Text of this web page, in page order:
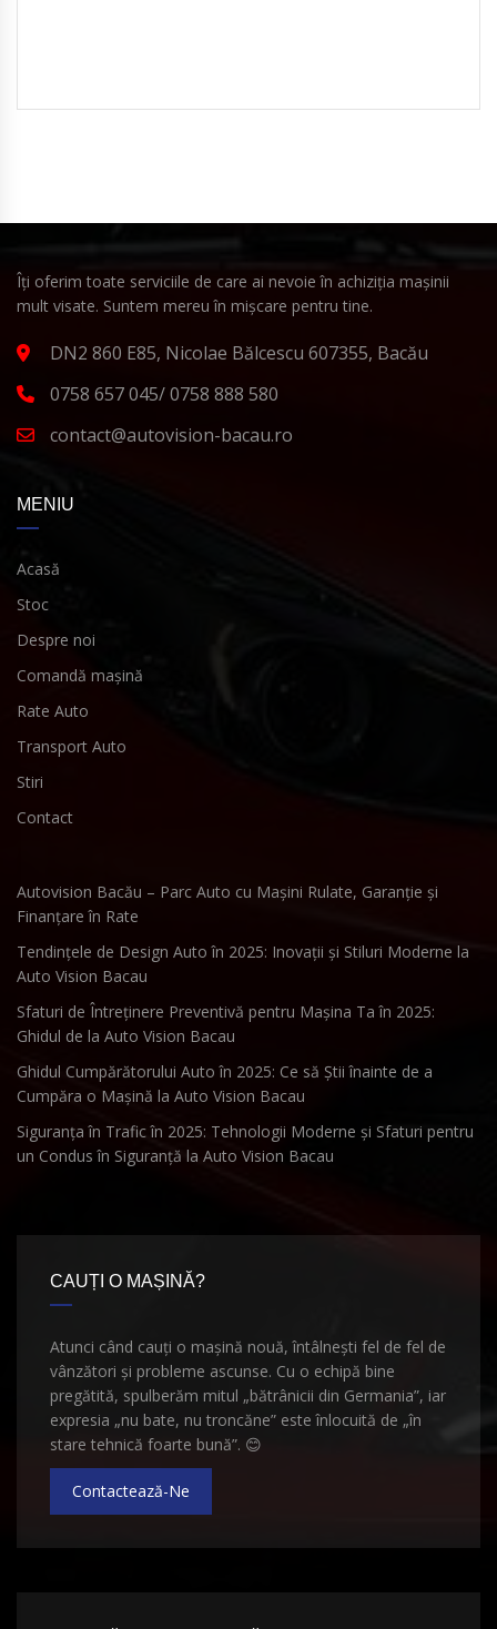
Îți oferim toate serviciile de care ai nevoie în achiziția mașinii
mult visate. Suntem mereu în mișcare pentru tine.
DN2 860 E85, Nicolae Bălcescu 607355, Bacău
0758 657 045/ 0758 888 580
contact@autovision-bacau.ro
MENIU
Acasă
Stoc
Despre noi
Comandă mașină
Rate Auto
Transport Auto
Stiri
Contact
Autovision Bacău – Parc Auto cu Mașini Rulate, Garanție și
Finanțare în Rate
Tendințele de Design Auto în 2025: Inovații și Stiluri Moderne la
Auto Vision Bacau
Sfaturi de Întreținere Preventivă pentru Mașina Ta în 2025:
Ghidul de la Auto Vision Bacau
Ghidul Cumpărătorului Auto în 2025: Ce să Știi înainte de a
Cumpăra o Mașină la Auto Vision Bacau
Siguranța în Trafic în 2025: Tehnologii Moderne și Sfaturi pentru
un Condus în Siguranță la Auto Vision Bacau
CAUȚI O MAȘINĂ?
Atunci când cauți o mașină nouă, întâlnești fel de fel de
vânzători și probleme ascunse. Cu o echipă bine
pregătită, spulberăm mitul „bătrânicii din Germania”, iar
expresia „nu bate, nu troncăne” este înlocuită de „în
stare tehnică foarte bună”. 😊
Contactează-Ne